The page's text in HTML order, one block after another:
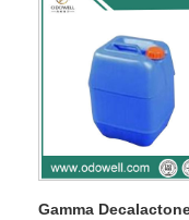
Gamma